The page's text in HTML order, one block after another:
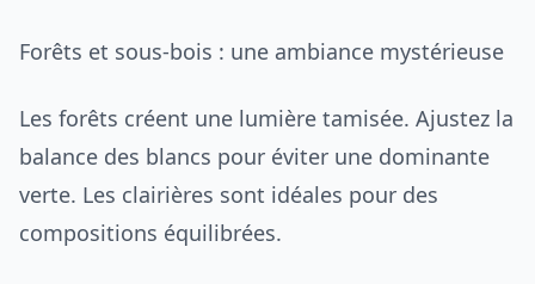
Forêts et sous-bois : une ambiance mystérieuse
Les forêts créent une lumière tamisée. Ajustez la
balance des blancs pour éviter une dominante
verte. Les clairières sont idéales pour des
compositions équilibrées.